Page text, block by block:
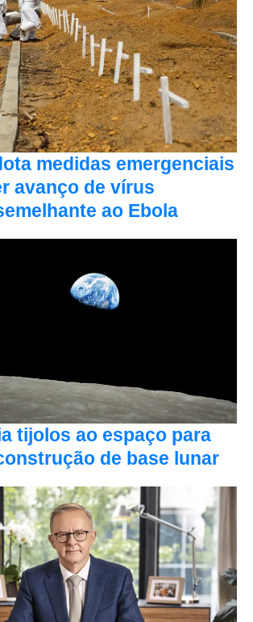
medidas emergenciais
avanço de vírus
ao Ebola
tijolos ao espaço para
de base lunar